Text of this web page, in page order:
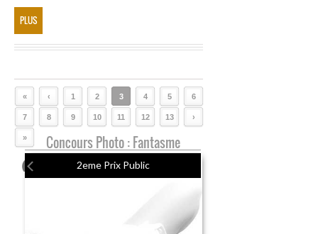
PLUS
« ‹ 1 2 3 4 5 6
7 8 9 10 11 12 13 ›
» Concours Photo : Fantasme
2eme Prix Public